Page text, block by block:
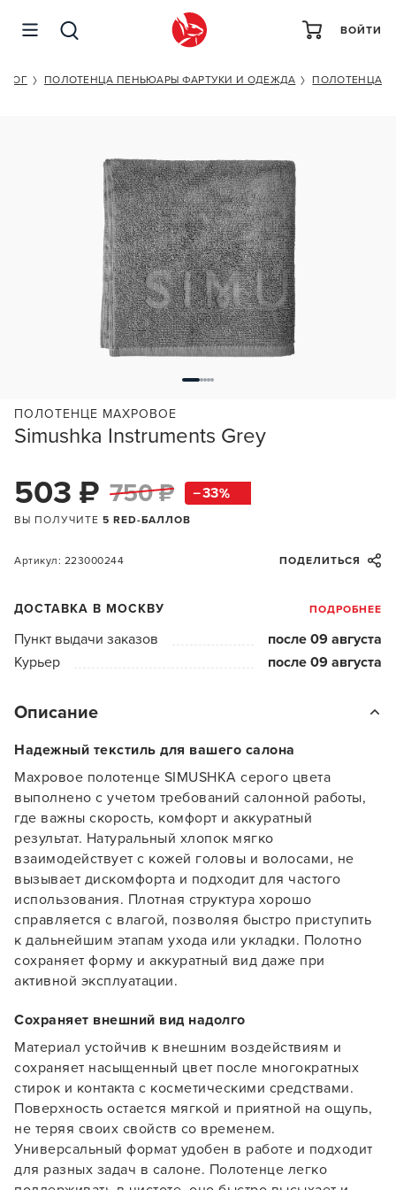
ВОЙТИ
ПОЛОТЕНЦА ПЕНЬЮАРЫ ФАРТУКИ И ОДЕЖДА ПОЛОТЕНЦА
Simushka Instruments Grey
ПОЛОТЕНЦЕ МАХРОВОЕ
503 ₽ 750 ₽ 33
ВЫ ПОЛУЧИТЕ 5 RED-БАЛЛОВ
Артикул: 223000244 ПОДЕЛИТЬСЯ
ДОСТАВКА В МОСКВУ ПОДРОБНЕЕ
Пункт выдачи заказов
после 09 августа
Курьер
после 09 августа
Описание
Надежный текстиль для вашего салона
Махровое полотенце SIMUSHKA серого цвета
выполнено с учетом требований салонной работы,
где важны скорость, комфорт и аккуратный
результат. Натуральный хлопок мягко
взаимодействует с кожей головы и волосами, не
вызывает дискомфорта и подходит для частого
использования. Плотная структура хорошо
справляется с влагой, позволяя быстро приступить
к дальнейшим этапам ухода или укладки. Полотно
сохраняет форму и аккуратный вид даже при
активной эксплуатации.
Сохраняет внешний вид надолго
Материал устойчив к внешним воздействиям и
сохраняет насыщенный цвет после многократных
стирок и контакта с косметическими средствами.
Поверхность остается мягкой и приятной на ощупь,
не теряя своих свойств со временем.
Универсальный формат удобен в работе и подходит
для разных задач в салоне. Полотенце легко
Заяц–робот
SIMUSHKA INSTRUMENTS GREY